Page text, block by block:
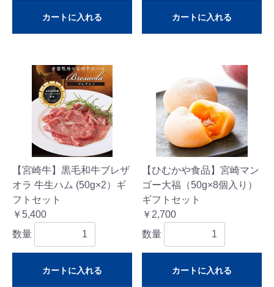
カートに入れる カートに入れる
【宮崎牛】黒毛和牛ブレザ
オラ 牛生ハム (50g×2）ギ
フトセット
￥5,400
数量
カートに入れる
【ひむかや食品】宮崎マン
ゴー大福（50g×8個入り）
ギフトセット
￥2,700
数量
カートに入れる